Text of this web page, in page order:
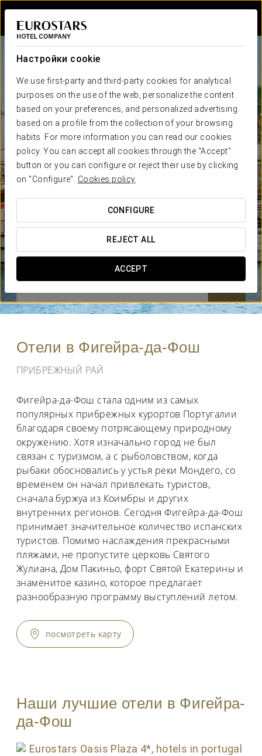
Настройки cookie
We use first-party and third-party cookies for analytical
purposes on the use of the web, personalize the content
based on your preferences, and personalized advertising
based on a profile from the collection of your browsing
habits. For more information you can read our cookies
policy. You can accept all cookies through the "Accept"
button or you can configure or reject their use by clicking
on "Configure". Cookies policy
CONFIGURE
REJECT ALL
ACCEPT
Отели в Фигейра-да-Фош
ПРИБРЕЖНЫЙ РАЙ
Фигейра-да-Фош стала одним из самых
популярных прибрежных курортов Португалии
благодаря своему потрясающему природному
окружению. Хотя изначально город не был
связан с туризмом, а с рыболовством, когда
рыбаки обосновались у устья реки Мондего, со
временем он начал привлекать туристов,
сначала буржуа из Коимбры и других
внутренних регионов. Сегодня Фигейра-да-Фош
принимает значительное количество испанских
туристов. Помимо наслаждения прекрасными
пляжами, не пропустите церковь Святого
Жулиана, Дом Пакиньо, форт Святой Екатерины и
знаменитое казино, которое предлагает
разнообразную программу выступлений летом.
посмотреть карту
Наши лучшие отели в Фигейра-
да-Фош